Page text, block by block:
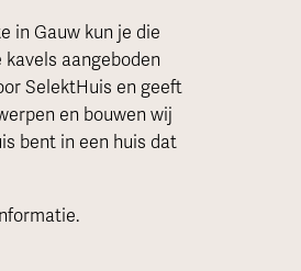
in Gauw kun je die
aangeboden
SelektHuis en geeft
en bouwen wij
bent in een huis dat